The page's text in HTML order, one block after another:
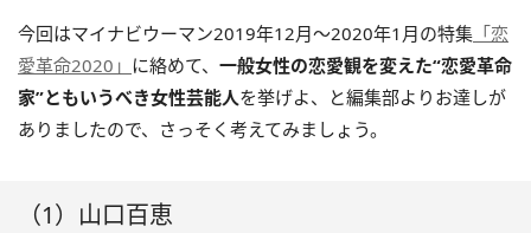
今回はマイナビウーマン2019年12月～2020年1月の特集 「恋
愛革命2020」 に絡めて、 一般女性の恋愛観を変えた“恋愛革命
家”ともいうべき女性芸能人を挙げよ、と編集部よりお達しが
ありましたので、さっそく考えてみましょう。
（1）山口百恵